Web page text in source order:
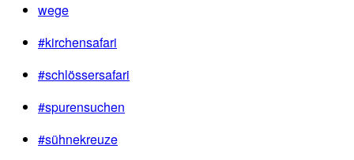
wege
#kirchensafari
#schlössersafari
#spurensuchen
#sühnekreuze